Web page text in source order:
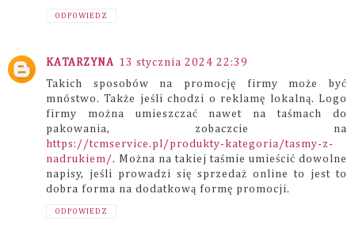
ODPOWIEDZ
KATARZYNA 13 stycznia 2024 22:39
Takich sposobów na promocję firmy może być
mnóstwo. Także jeśli chodzi o reklamę lokalną. Logo
firmy można umieszczać nawet na taśmach do
pakowania, zobaczcie na
https://tcmservice.pl/produkty-kategoria/tasmy-z-
nadrukiem/. Można na takiej taśmie umieścić dowolne
napisy, jeśli prowadzi się sprzedaż online to jest to
dobra forma na dodatkową formę promocji.
ODPOWIEDZ